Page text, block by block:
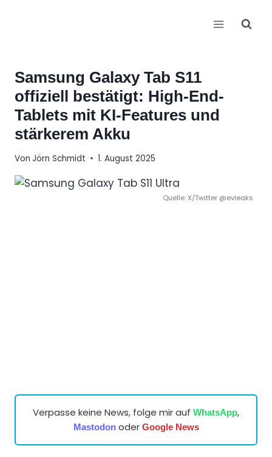
Samsung Galaxy Tab S11
offiziell bestätigt: High-End-
Tablets mit KI-Features und
stärkerem Akku
Von Jörn Schmidt 1. August 2025
Quelle: X/Twitter @evleaks
Verpasse keine News, folge mir auf WhatsApp,
Mastodonoder Google News